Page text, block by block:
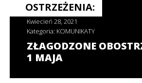
OSTRZEŻENIA:
Kwiecień 28, 2021
Kategoria: KOMUNIKATY
ZŁAGODZONE
1 MAJA